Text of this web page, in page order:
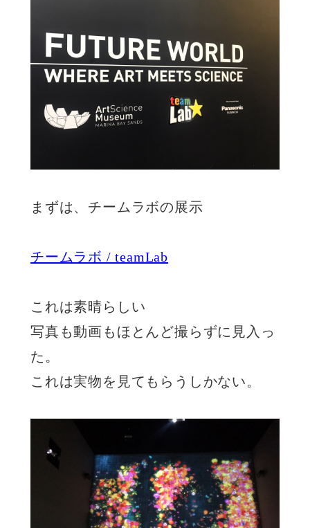
まずは、チームラボの展示
チームラボ / teamLab
これは素晴らしい
写真も動画もほとんど撮らずに見入っ
た。
これは実物を見てもらうしかない。